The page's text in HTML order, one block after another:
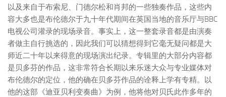
以及来自于布索尼、门德尔松和肖邦的一些独奏作品，这些内
容大多也是布伦德尔于九十年代期间在英国当地的音乐厅与BBC
电视公司灌录的现场录音。事实上，这一整套录音都是由演奏
者做主自行挑选的，因此我们可以猜想得到它毫无疑问都是大
师近二十年以来得意的现场演出纪录。专辑里的大部分内容都
是贝多芬的作品，这非常符合长期以来乐迷大众与专业媒体对
布伦德尔的定位，他的确在贝多芬作品的诠释上学有专精。以
他的这部《迪亚贝利变奏曲》为例，他将他对贝氏此作多年的